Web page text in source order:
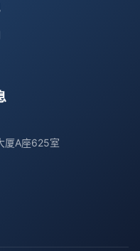
厦A座625室